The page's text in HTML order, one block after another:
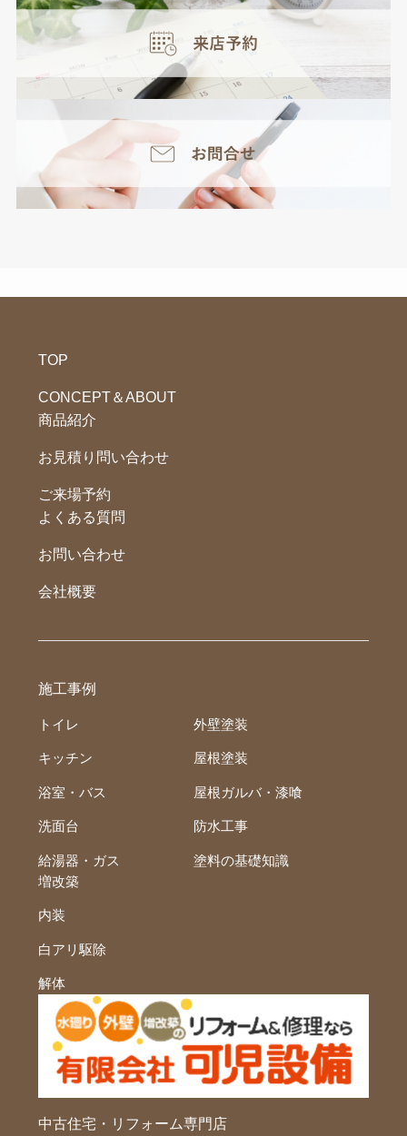
TOP
CONCEPT＆ABOUT
商品紹介
お見積り問い合わせ
ご来場予約
よくある質問
お問い合わせ
会社概要
施工事例
トイレ
キッチン
浴室・バス
洗面台
給湯器・ガス
外壁塗装
屋根塗装
屋根ガルバ・漆喰
防水工事
塗料の基礎知識
増改築
内装
白アリ駆除
解体
中古住宅・リフォーム専門店